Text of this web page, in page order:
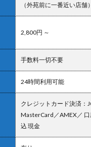
（外苑前に一番近い店舗）
2,800円 ～
手数料一切不要
24時間利用可能
クレジットカード決済：
MasterCard／AMEX／ 口
込 現金